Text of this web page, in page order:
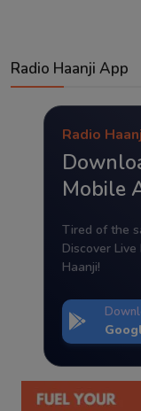
Radio Haanji App
Radio
Mobile
Tired of the
Discover
Haanji!